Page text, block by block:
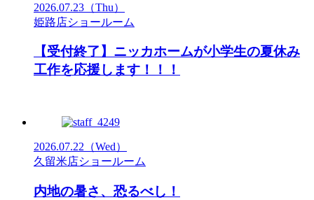
2026.07.23 （Thu）
姫路店ショールーム
【受付終了】ニッカホームが小学生の夏休み
工作を応援します！！！
2026.07.22 （Wed）
久留米店ショールーム
内地の暑さ、恐るべし！